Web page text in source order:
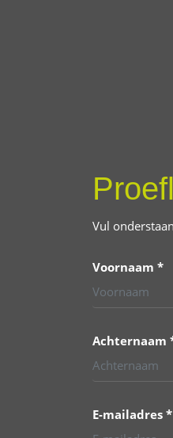
Vul
Voornaam *
Achternaam
E-mailadres *